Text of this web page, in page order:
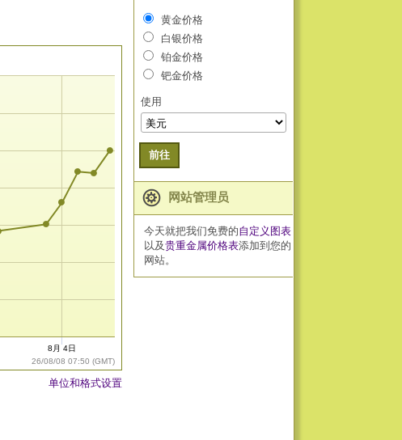
26/08/08 07:50 (GMT)
8月 4日
单位和格式设置
黄金价格
白银价格
铂金价格
钯金价格
使用
前往
网站管理员
今天就把我们免费的自定义图表
以及贵重金属价格表添加到您的
网站。